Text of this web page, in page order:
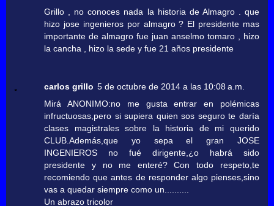
Grillo , no conoces nada la historia de Almagro . que
hizo jose ingenieros por almagro ? El presidente mas
importante de almagro fue juan anselmo tomaro , hizo
la cancha , hizo la sede y fue 21 años presidente
carlos grillo 5 de octubre de 2014 a las 10:08 a.m.
Mirá ANONIMO:no me gusta entrar en polémicas
infructuosas,pero si supiera quien sos seguro te daría
clases magistrales sobre la historia de mi querido
CLUB.Además,que yo sepa el gran JOSE
INGENIEROS no fué dirigente,¿o habrá sido
presidente y no me enteré? Con todo respeto,te
recomiendo que antes de responder algo pienses,sino
vas a quedar siempre como un..........
Un abrazo tricolor